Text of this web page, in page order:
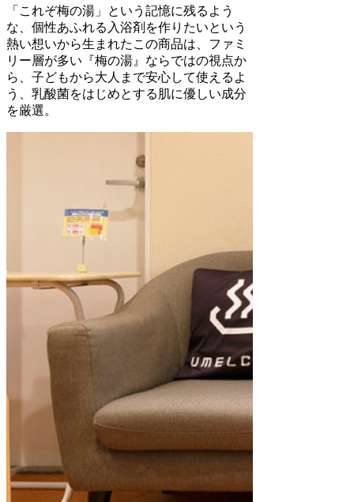
「これぞ梅の湯」という記憶に残るよう
な、個性あふれる入浴剤を作りたいという
熱い想いから生まれたこの商品は、ファミ
リー層が多い『梅の湯』ならではの視点か
ら、子どもから大人まで安心して使えるよ
う、乳酸菌をはじめとする肌に優しい成分
を厳選。